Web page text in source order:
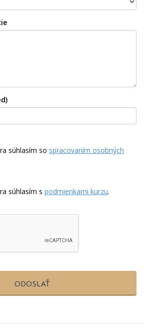
súhlasím so spracovaním osobných
súhlasím s podmienkami kurzu.
ODOSLAŤ